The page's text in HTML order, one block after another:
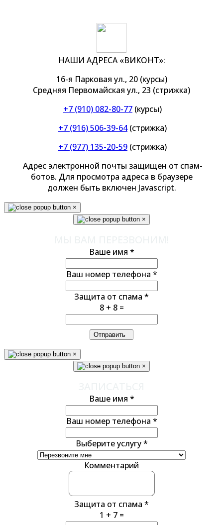
НАШИ АДРЕСА «ВИКОНТ»:
16-я Парковая ул., 20 (курсы)
Средняя Первомайская ул., 23 (стрижка)
+7 (910) 082-80-77 (курсы)
+7 (916) 506-39-64(стрижка)
+7 (977) 135-20-59 (стрижка)
Адрес электронной почты защищен от спам-
ботов. Для просмотра адреса в браузере
должен быть включен Javascript.
×
×
Ваше имя *
Ваш номер телефона *
Защита от спама *
8 + 8 =
Отправить
×
×
Ваше имя *
Ваш номер телефона *
Выберите услугу*
Комментарий
Защита от спама *
1 + 7 =